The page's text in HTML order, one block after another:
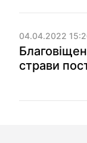
04.04.2022
страви